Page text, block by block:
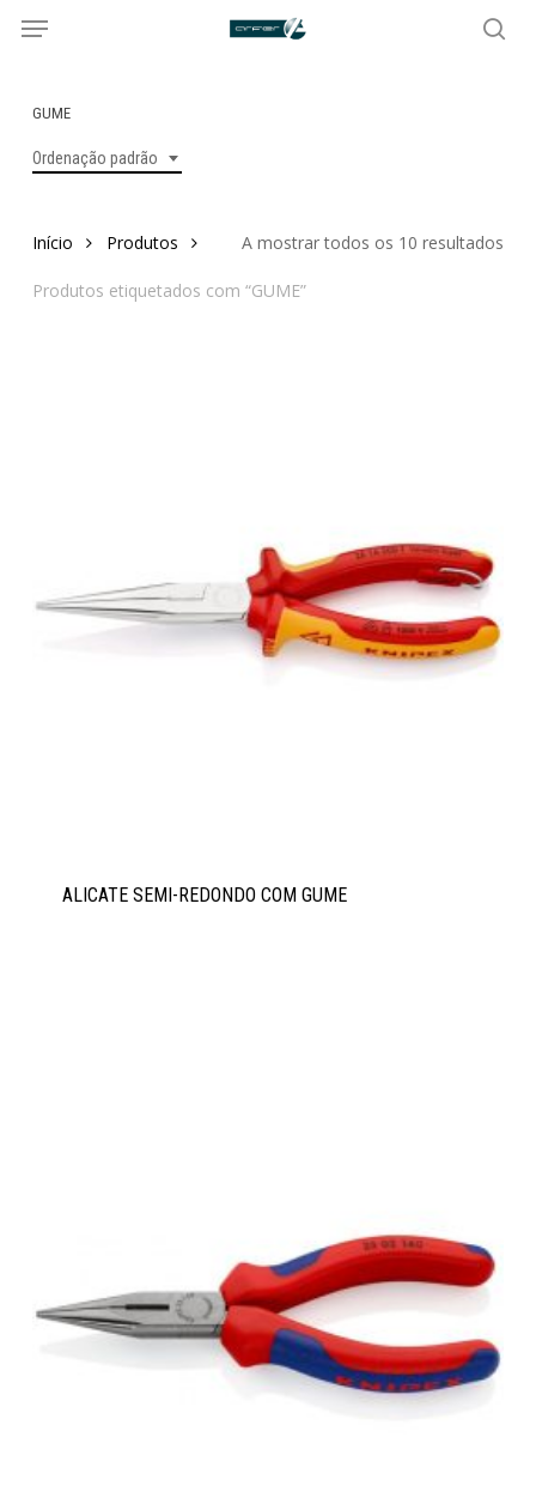
content
Menu
GUME
Ordenação padrão
A mostrar todos os 10 resultados
Início Produtos
Produtos etiquetados com “GUME”
ALICATE SEMI-REDONDO COM GUME